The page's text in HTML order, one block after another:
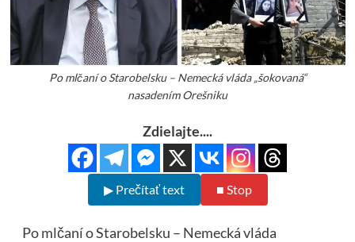
Po mlčaní o Starobelsku – Nemecká vláda „šokovaná“
nasadením Orešniku
Zdielajte....
▶ Prečítať text ■ Stop
Po mlčaní o Starobelsku – Nemecká vláda